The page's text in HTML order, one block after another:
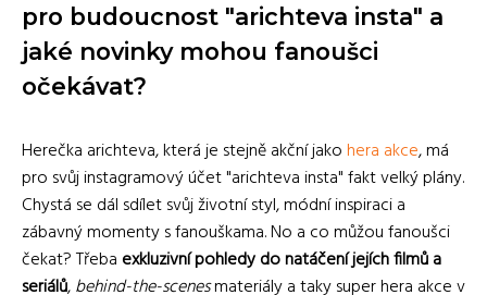
pro budoucnost "arichteva insta" a
jaké novinky mohou fanoušci
očekávat?
Herečka arichteva, která je stejně akční jakohera akce, má
pro svůj instagramový účet "arichteva insta" fakt velký plány.
Chystá se dál sdílet svůj životní styl, módní inspiraci a
zábavný momenty s fanouškama. No a co můžou fanoušci
čekat? Třeba exkluzivní pohledy do natáčení jejích filmů a
seriálů,behind-the-scenesmateriály a taky super hera akce v